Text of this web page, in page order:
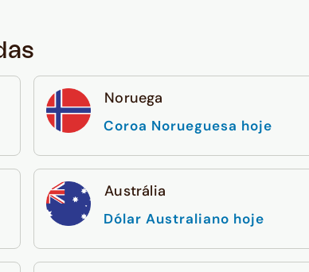
Noruega
Coroa Norueguesa hoje
Austrália
Dólar Australiano hoje